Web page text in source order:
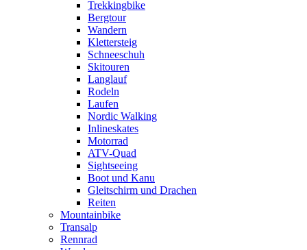
Trekkingbike
Bergtour
Wandern
Klettersteig
Schneeschuh
Skitouren
Langlauf
Rodeln
Laufen
Nordic Walking
Inlineskates
Motorrad
ATV-Quad
Sightseeing
Boot und Kanu
Gleitschirm und Drachen
Reiten
Mountainbike
Transalp
Rennrad